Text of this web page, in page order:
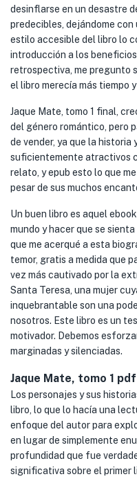
desinflarse en un desastre
predecibles, dejándome
estilo accesible del libro lo
introducción a los
retrospectiva, me pregunto
el libro merecía más tiempo
Jaque Mate, tomo 1 final,
del género romántico, pero
de vender, ya que la historia
suficientemente atractivos
relato, y epub esto lo que
pesar de sus muchos
Un buen libro es aquel
mundo y hacer que se
que me acerqué a esta
temor, gratis a medida que
vez más cautivado por la
Santa Teresa, una mujer
inquebrantable son una
nosotros. Este libro es un
motivador. Debemos
marginadas y silenciadas.
Jaque Mate, tomo 1 pdf
Los personajes y sus
libro, lo que lo hacía una
enfoque del autor para
en lugar de simplemente
profundidad que fue
significativa sobre el primer